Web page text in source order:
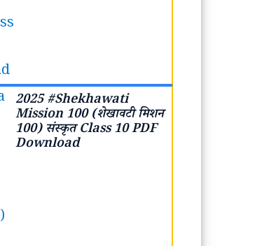
2025 #Shekhawati
Mission 100 (शेखावटी मिशन
100) संस्कृत Class 10 PDF
Download